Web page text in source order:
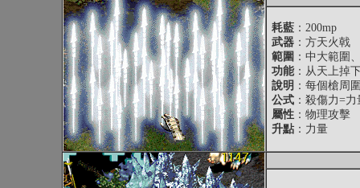
耗藍 ：200mp
武器 ：方天火戟
範圍 ：中大範圍
功能：从天上掉
說明 ：每個槍周
公式 ：殺傷力=
屬性 ：物理攻擊
升點 ：力量